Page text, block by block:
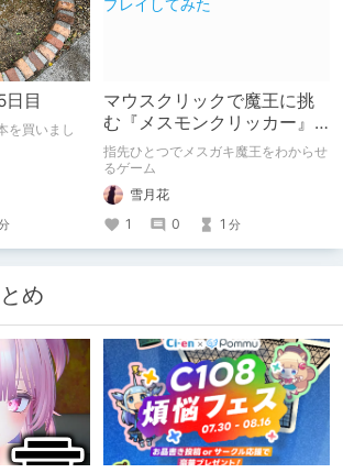
目
マウスクリックで魔王に挑
む『メスモンクリッカー』
体験版プレイしてみた
指先ひとつでメスガキ魔王をわからせ
るゲーム
雪月花
1
0 1 分
め